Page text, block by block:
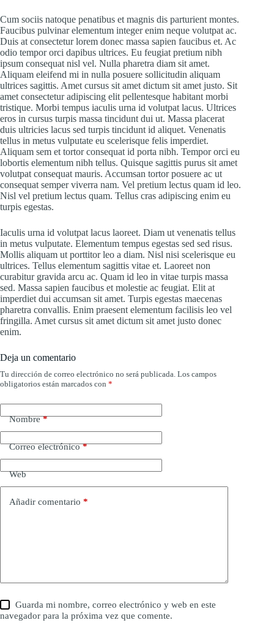
Cum sociis natoque penatibus et magnis dis parturient montes.
Faucibus pulvinar elementum integer enim neque volutpat ac.
Duis at consectetur lorem donec massa sapien faucibus et. Ac
odio tempor orci dapibus ultrices. Eu feugiat pretium nibh
ipsum consequat nisl vel. Nulla pharetra diam sit amet.
Aliquam eleifend mi in nulla posuere sollicitudin aliquam
ultrices sagittis. Amet cursus sit amet dictum sit amet justo. Sit
amet consectetur adipiscing elit pellentesque habitant morbi
tristique. Morbi tempus iaculis urna id volutpat lacus. Ultrices
eros in cursus turpis massa tincidunt dui ut. Massa placerat
duis ultricies lacus sed turpis tincidunt id aliquet. Venenatis
tellus in metus vulputate eu scelerisque felis imperdiet.
Aliquam sem et tortor consequat id porta nibh. Tempor orci eu
lobortis elementum nibh tellus. Quisque sagittis purus sit amet
volutpat consequat mauris. Accumsan tortor posuere ac ut
consequat semper viverra nam. Vel pretium lectus quam id leo.
Nisl vel pretium lectus quam. Tellus cras adipiscing enim eu
turpis egestas.
Iaculis urna id volutpat lacus laoreet. Diam ut venenatis tellus
in metus vulputate. Elementum tempus egestas sed sed risus.
Mollis aliquam ut porttitor leo a diam. Nisl nisi scelerisque eu
ultrices. Tellus elementum sagittis vitae et. Laoreet non
curabitur gravida arcu ac. Quam id leo in vitae turpis massa
sed. Massa sapien faucibus et molestie ac feugiat. Elit at
imperdiet dui accumsan sit amet. Turpis egestas maecenas
pharetra convallis. Enim praesent elementum facilisis leo vel
fringilla. Amet cursus sit amet dictum sit amet justo donec
enim.
Deja un comentario
Tu dirección de correo electrónico no será publicada. Los campos
obligatorios están marcados con *
Nombre*
Correo electrónico*
Web
Añadir comentario *
Guarda mi nombre, correo electrónico y web en este
navegador para la próxima vez que comente.